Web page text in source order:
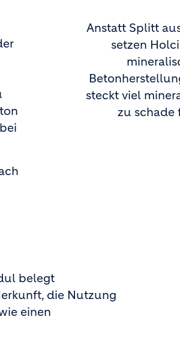
Anstatt Splitt
setzen
steckt viel
zu schade
belegt
die Nutzung
einen